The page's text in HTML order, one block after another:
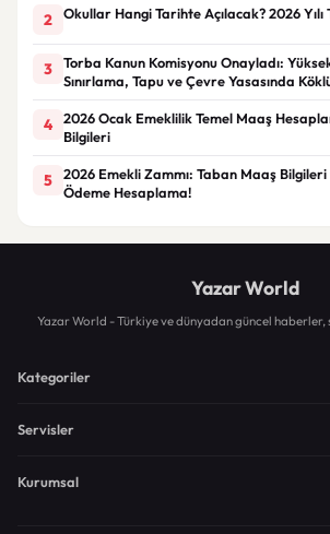
2 Okullar Hangi Tarihte Açılacak? 2026
3
Torba Kanun Komisyonu Onayladı:
Sınırlama, Tapu ve Çevre Yasasında
4
2026 Ocak Emeklilik Temel Maaş
Bilgileri
5
2026 Emekli Zammı: Taban Maaş
Ödeme Hesaplama!
Yazar World
Yazar World - Türkiye ve dünyadan güncel
Kategoriler
Servisler
Kurumsal